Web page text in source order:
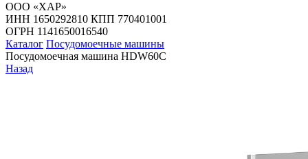
ООО «ХАР»
ИНН 1650292810 КПП 770401001
ОГРН 1141650016540
Каталог Посудомоечные машины
Посудомоечная машина HDW60C
Назад